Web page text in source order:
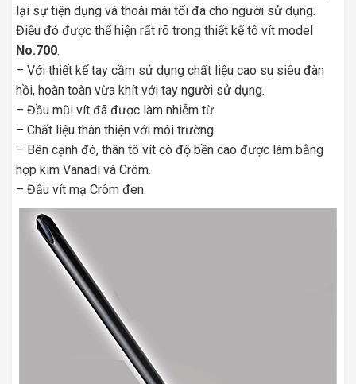
lại sự tiện dụng và thoái mái tối đa cho người sử dụng.
Điều đó được thể hiện rất rõ trong thiết kế tô vít model
No.700.
– Với thiết kế tay cầm sử dụng chất liệu cao su siêu đàn
hồi, hoàn toàn vừa khít với tay người sử dụng.
– Đầu mũi vít đã được làm nhiễm từ.
– Chất liệu thân thiện với môi trường.
– Bên cạnh đó, thân tô vít có độ bền cao được làm bằng
hợp kim Vanadi và Crôm.
– Đầu vít mạ Crôm đen.